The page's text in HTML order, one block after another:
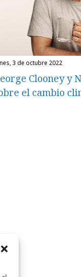
3 de octubre 2022
Clooney y
el cambio